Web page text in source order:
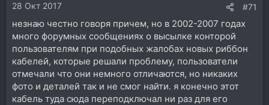
28 Окт 2017 #71
незнаю честно говоря причем, но в 2002-2007 годах
много форумных сообщениях о высылке конторой
пользователям при подобных жалобах новых риббон
кабелей, которые решали проблему, пользователи
отмечали что они немного отличаются, но никаких
фото и деталей так и не смог найти. я конечно этот
кабель туда сюда переподключал ни раз для его